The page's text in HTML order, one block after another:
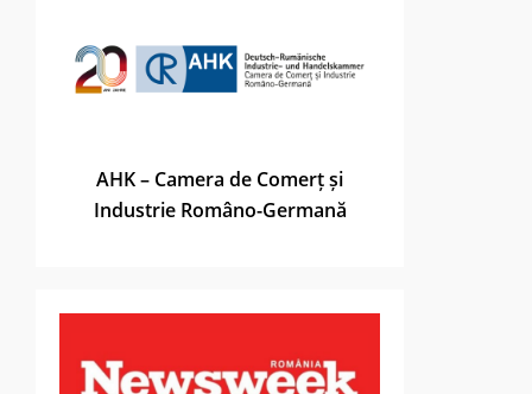
AHK – Camera de Comerț și
Industrie Româno-Germană